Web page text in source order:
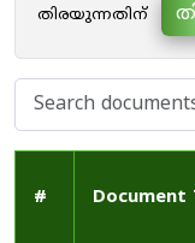
തിരയുന്നതിന്
#